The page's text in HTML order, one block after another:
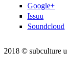
Google+
Issuu
Soundcloud
2018 © subculture